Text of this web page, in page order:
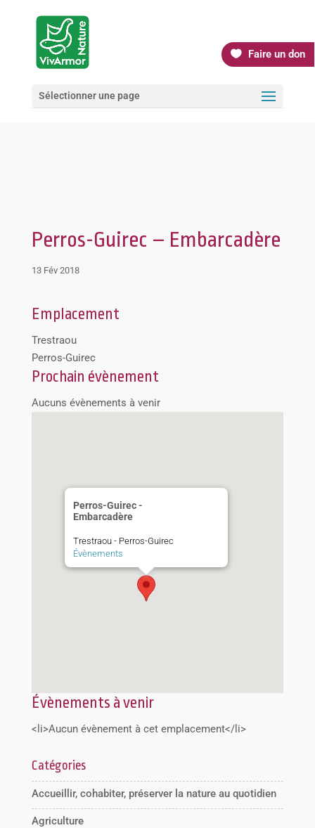
Faire un don
Sélectionner une page
Perros-Guirec – Embarcadère
13 Fév 2018
Emplacement
Trestraou
Perros-Guirec
Prochain évènement
Aucuns évènements à venir
Perros-Guirec -
Embarcadère
Trestraou - Perros-Guirec
Évènements
Évènements à venir
<li>Aucun évènement à cet emplacement</li>
Catégories
Accueillir, cohabiter, préserver la nature au quotidien
Agriculture